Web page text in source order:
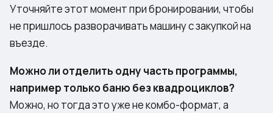
Уточняйте этот момент при бронировании, чтобы
не пришлось разворачивать машину с закупкой на
въезде.
Можно ли отделить одну часть программы,
например только баню без квадроциклов?
Можно, но тогда это уже не комбо-формат, а